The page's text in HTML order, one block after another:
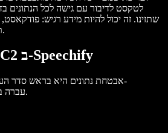
לטקסט לדיבור עם גישה לכל הנתונים
שתזינו. זה יכול להיות מידע רגיש:
תרצו שהנתונים יהיו בטוחים.
סקירת תהליך SOC2 ב-Speechify
אבטחת נתונים היא בראש סדר
Speechify עברה בביקורת קפדנית.